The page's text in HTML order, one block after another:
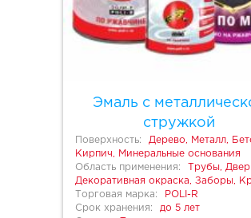
Эмаль с
стружкой
Поверхность:
Дерево, Металл,
Кирпич, Минеральные основания
Область применения:
Трубы,
Декоративная окраска, Заборы,
Торговая марка:
POLI-R
Срок хранения:
до 5 лет